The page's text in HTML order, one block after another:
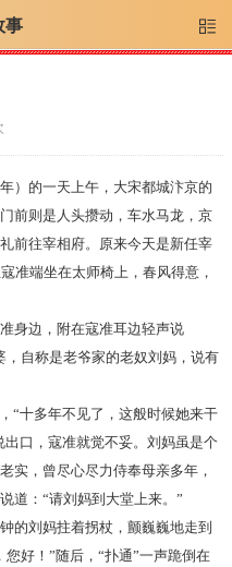
事 
）的一天上午，大宋都城汴京的
前则是人头攒动，车水马龙，京
前往宰相府。原来今天是新任宰
准端坐在太师椅上，春风得意，
身边，附在寇准耳边轻声说
，自称是老爷家的老奴刘妈，说有
“十多年不见了，这般时候她来干
口，寇准就觉不妥。刘妈虽是个
实，曾尽心尽力侍奉母亲多年，
道：“请刘妈到大堂上来。”
的刘妈拄着拐杖，颤巍巍地走到
好！”随后，“扑通”一声跪倒在